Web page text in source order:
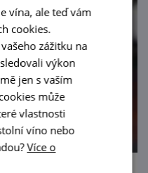
vína, ale teď vám
cookies.
zážitku na
výkon
jen s vaším
může
vlastnosti
víno nebo
Více o